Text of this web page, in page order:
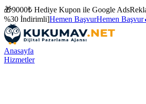
🎁9000₺ Hediye Kupon ile Google Ads
%30 İndirimli]Hemen BaşvurHemen Başvur
Anasayfa
Hizmetler